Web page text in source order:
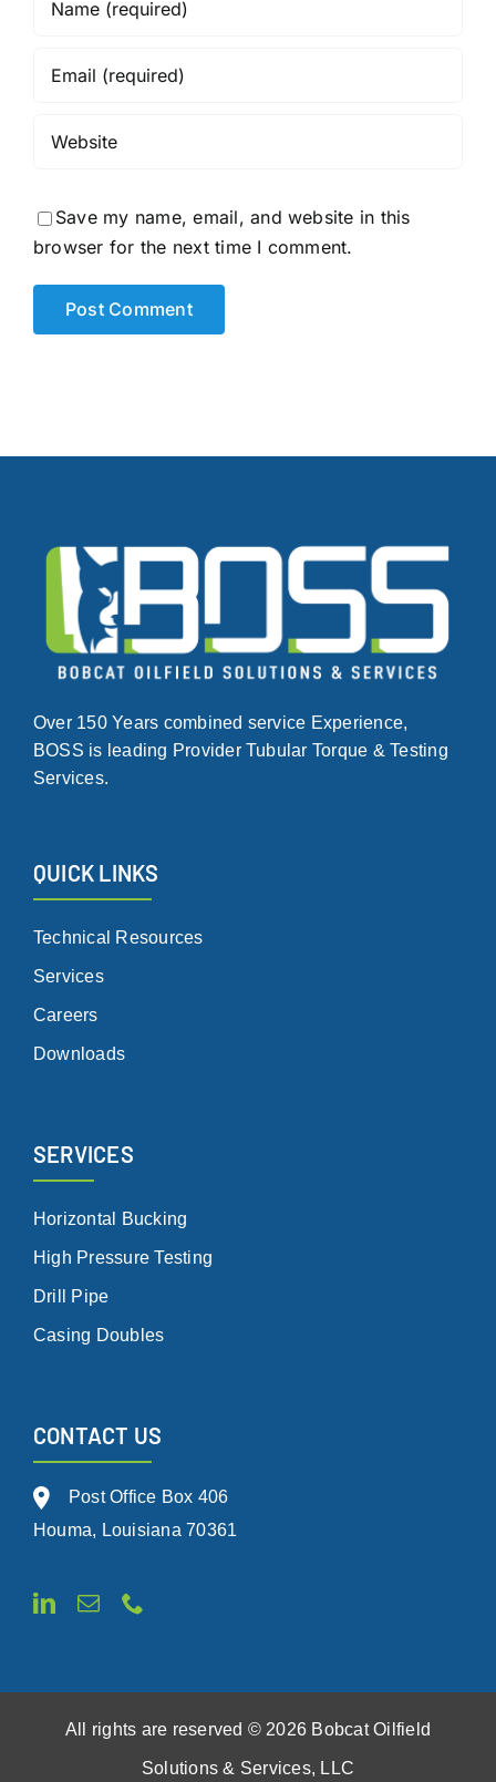
Save my name, email, and website in this
browser for the next time I comment.
Over 150 Years combined service Experience,
BOSS is leading Provider Tubular Torque & Testing
Services.
QUICK LINKS
Technical Resources
Services
Careers
Downloads
SERVICES
Horizontal Bucking
High Pressure Testing
Drill Pipe
Casing Doubles
CONTACT US
Post Office Box 406
Houma, Louisiana 70361
All rights are reserved © 2026 Bobcat Oilfield
Solutions & Services, LLC